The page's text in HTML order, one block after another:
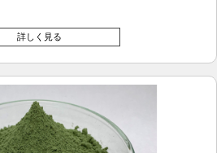
詳しく見る